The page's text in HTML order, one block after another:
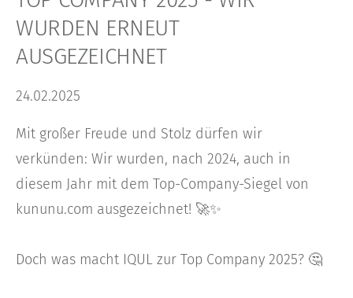
WURDEN ERNEUT
AUSGEZEICHNET
24.02.2025
Mit großer Freude und Stolz dürfen wir
verkünden: Wir wurden, nach 2024, auch in
diesem Jahr mit dem Top-Company-Siegel von
kununu.com ausgezeichnet! 🚀✨
Doch was macht IQUL zur Top Company 2025? 🤔